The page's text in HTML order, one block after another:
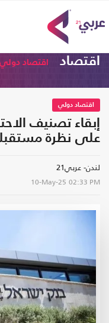
اقتصاد اقتصاد دولي
اقتصاد دولي
إبقاء تصنيف
على نظرة
لندن- عربي21
10-May-25 02:33 PM